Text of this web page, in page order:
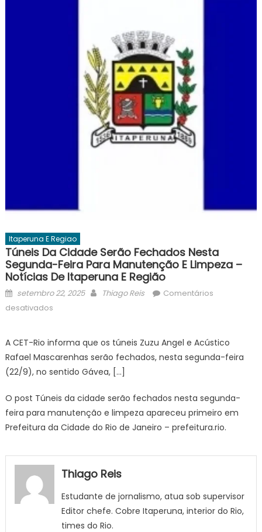
Itaperuna E Regiao
Túneis Da Cidade Serão Fechados Nesta
Segunda-Feira Para Manutenção E Limpeza –
Notícias De Itaperuna E Região
Posted
on
setembro 22, 2025 Author
Thiago Reis
Comentários
desativadosem
cidade
serão
fechados
segunda-
feira
para
e
limpeza
Notícias
de
Itaperuna
A CET-Rio informa que os túneis Zuzu Angel e Acústico
Rafael Mascarenhas serão fechados, nesta segunda-feira
(22/9), no sentido Gávea, […]
O post Túneis da cidade serão fechados nesta segunda-
feira para manutenção e limpeza apareceu primeiro em
Prefeitura da Cidade do Rio de Janeiro – prefeitura.rio.
Thiago Reis
Estudante de jornalismo, atua sob supervisor
Editor chefe. Cobre Itaperuna, interior do Rio,
times do Rio.